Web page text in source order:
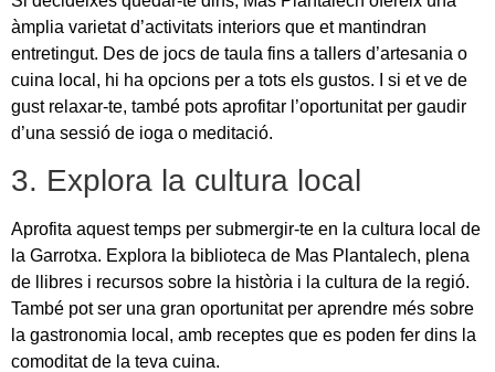
àmplia varietat d’activitats interiors que et mantindran
entretingut. Des de jocs de taula fins a tallers d’artesania o
cuina local, hi ha opcions per a tots els gustos. I si et ve de
gust relaxar-te, també pots aprofitar l’oportunitat per gaudir
d’una sessió de ioga o meditació.
3. Explora la cultura local
Aprofita aquest temps per submergir-te en la cultura local de
la Garrotxa. Explora la biblioteca de Mas Plantalech, plena
de llibres i recursos sobre la història i la cultura de la regió.
També pot ser una gran oportunitat per aprendre més sobre
la gastronomia local, amb receptes que es poden fer dins la
comoditat de la teva cuina.